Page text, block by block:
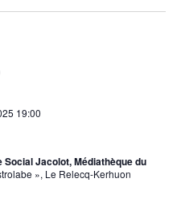
19:00
Jacolot, Médiathèque du
», Le Relecq-Kerhuon